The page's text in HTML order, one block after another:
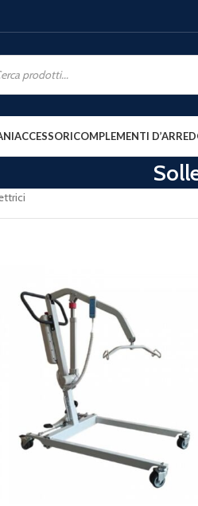
ACCESSORICOMPLEMENTI